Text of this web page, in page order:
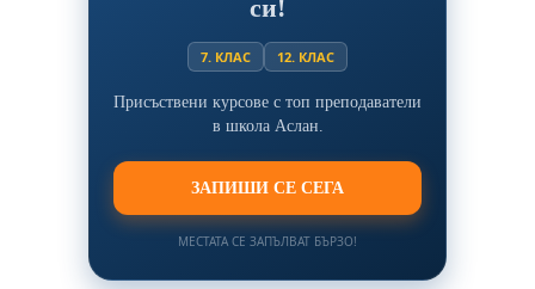
си!
7. КЛАС 12. КЛАС
Присъствени курсове с топ преподаватели
в школа Аслан.
ЗАПИШИ СЕ СЕГА
МЕСТАТА СЕ ЗАПЪЛВАТ БЪРЗО!